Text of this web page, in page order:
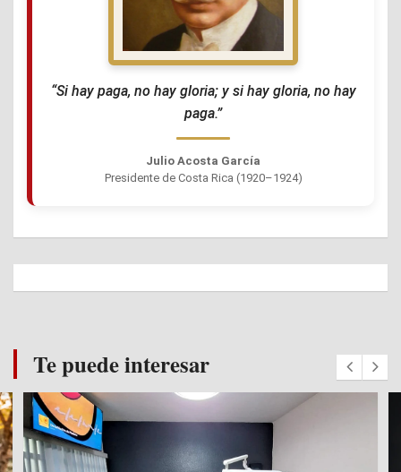
“Si hay paga, no hay gloria; y si hay gloria, no hay
paga.”
Julio Acosta García
Presidente de Costa Rica (1920–1924)
Te puede interesar